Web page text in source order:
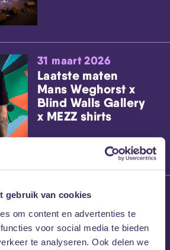
gebruik van cookies
om content en advertenties te
voor social media te bieden
te analyseren. Ook delen we
31 maart 2026
Laatste maten
Mans Weghorst x
Blind Walls Gallery
x MEZZ shirts
27 maart 2026
Willem’s Blog:
Frans Kalf